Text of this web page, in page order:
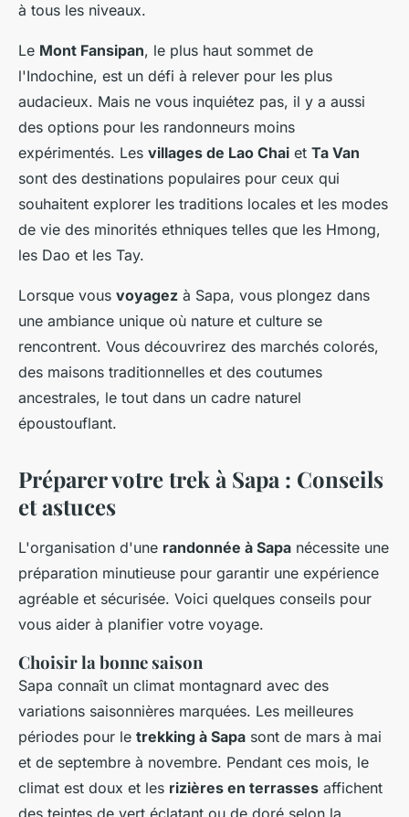
à tous les niveaux.
Le Mont Fansipan, le plus haut sommet de
l'Indochine, est un défi à relever pour les plus
audacieux. Mais ne vous inquiétez pas, il y a aussi
des options pour les randonneurs moins
expérimentés. Les villages de Lao Chai et Ta Van
sont des destinations populaires pour ceux qui
souhaitent explorer les traditions locales et les modes
de vie des minorités ethniques telles que les Hmong,
les Dao et les Tay.
Lorsque vous voyagez à Sapa, vous plongez dans
une ambiance unique où nature et culture se
rencontrent. Vous découvrirez des marchés colorés,
des maisons traditionnelles et des coutumes
ancestrales, le tout dans un cadre naturel
époustouflant.
Préparer votre trek à Sapa : Conseils
et astuces
L'organisation d'une randonnée à Sapa nécessite une
préparation minutieuse pour garantir une expérience
agréable et sécurisée. Voici quelques conseils pour
vous aider à planifier votre voyage.
Choisir la bonne saison
Sapa connaît un climat montagnard avec des
variations saisonnières marquées. Les meilleures
périodes pour le trekking à Sapa sont de mars à mai
et de septembre à novembre. Pendant ces mois, le
climat est doux et les rizières en terrasses affichent